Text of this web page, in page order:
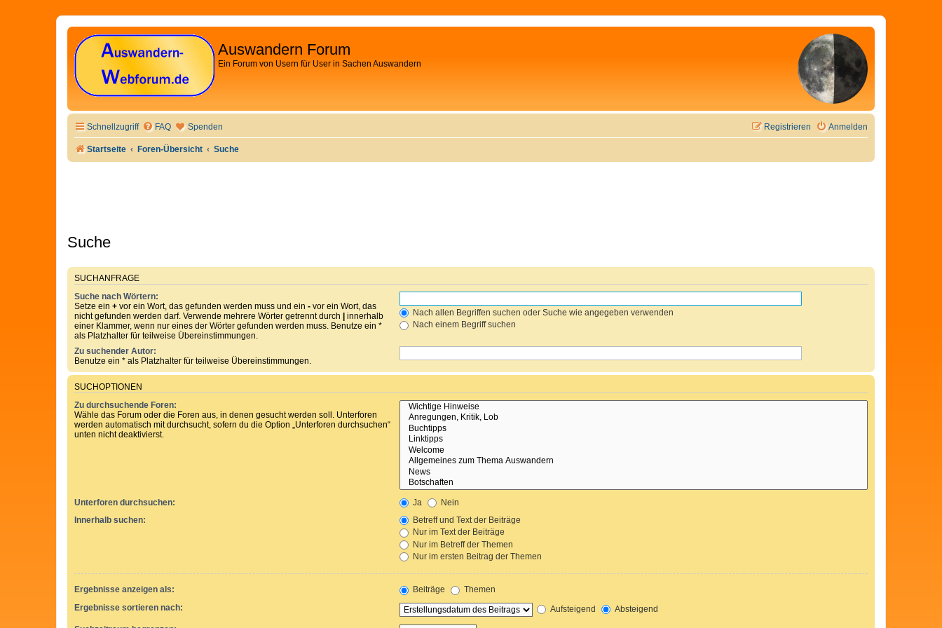
Auswandern Forum
Ein Forum von Usern für User in Sachen Auswandern
Schnellzugriff FAQ Spenden Anmelden
Registrieren
Startseite Foren-Übersicht Suche
Suche
SUCHANFRAGE
Suche nach Wörtern:
Setze ein + vor ein Wort, das gefunden werden muss und ein - vor ein Wort, das
nicht gefunden werden darf. Verwende mehrere Wörter getrennt durch
innerhalb
einer Klammer, wenn nur eines der Wörter gefunden werden muss. Benutze ein *
als Platzhalter für teilweise Übereinstimmungen.
Nach allen Begriffen suchen oder Suche wie angegeben verwenden
Nach einem Begriff suchen
Zu suchender Autor:
Benutze ein * als Platzhalter für teilweise Übereinstimmungen.
SUCHOPTIONEN
Zu durchsuchende Foren:
Wähle das Forum oder die Foren aus, in denen gesucht werden soll. Unterforen
werden automatisch mit durchsucht, sofern du die Option „Unterforen durchsuchen“
unten nicht deaktivierst.
Unterforen durchsuchen: Ja
Nein
Innerhalb suchen:
Betreff und Text der Beiträge
Nur im Text der Beiträge
Nur im Betreff der Themen
Nur im ersten Beitrag der Themen
Ergebnisse anzeigen als: Beiträge
Themen
Ergebnisse sortieren nach:
Aufsteigend Absteigend